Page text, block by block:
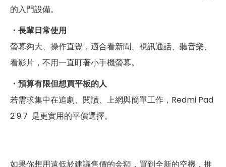
的入門設備。
・長輩日常使用
螢幕夠大、操作直覺，適合看新聞、視訊通話、聽音樂、
看影片，不用一直盯著小手機螢幕。
・預算有限但想買平板的人
若需求集中在追劇、閱讀、上網與簡單工作，Redmi Pad
2 9.7 是更實用的平價選擇。
如果你想用遠低於建議售價的金額，買到全新的空機，推